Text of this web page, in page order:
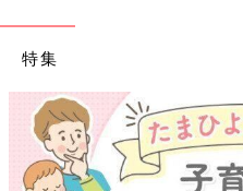
特集
【ワクチン接種できるも